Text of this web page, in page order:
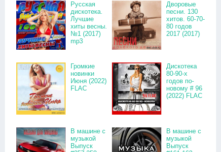
Русская
дискотека.
Лучшие
хиты весны.
№1 (2017)
mp3
Дворовые
песни. 130
хитов. 60-70-
80 годов
2017 (2017)
Громкие
новинки
Июня (2022)
FLAC
Дискотека
80-90-х
годов по-
новому # 96
(2022) FLAC
В машине с
музыкой
Выпуск
В машине с
музыкой
Выпуск